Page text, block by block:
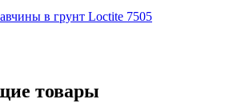
в грунт Loctite 7505
товары